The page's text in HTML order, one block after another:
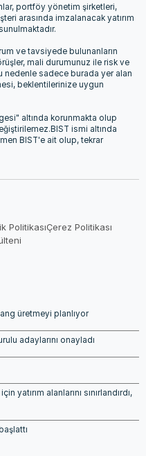
portföy yönetim şirketleri,
arasında imzalanacak yatırım
ve tavsiyede bulunanların
mali durumunuz ile risk ve
nedenle sadece burada yer alan
beklentilerinize uygun
altında korunmakta olup
ismi altında
BIST'e ait olup, tekrar
PolitikasıÇerez Politikası
üretmeyi planlıyor
adaylarını onayladı
yatırım alanlarını sınırlandırdı,